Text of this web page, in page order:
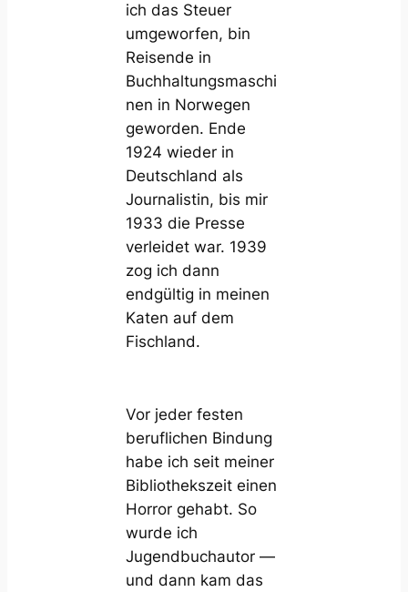
ich das Steuer
umgeworfen, bin
Reisende in
Buchhaltungsmaschi
nen in Norwegen
geworden. Ende
1924 wieder in
Deutschland als
Journalistin, bis mir
1933 die Presse
verleidet war. 1939
zog ich dann
endgültig in meinen
Katen auf dem
Fischland.
Vor jeder festen
beruflichen Bindung
habe ich seit meiner
Bibliothekszeit einen
Horror gehabt. So
wurde ich
Jugendbuchautor —
und dann kam das